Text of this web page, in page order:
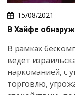
15/08/2021
В Хайфе
В рамках
ведет
наркоманией, с
торговлю,